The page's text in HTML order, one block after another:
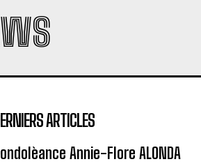
ARTICLES
Annie-Flore ALONDA